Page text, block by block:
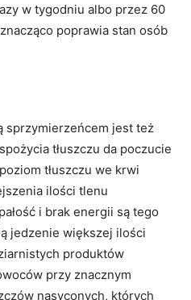
w tygodniu albo przez 60
poprawia stan osób
sprzymierzeńcem jest też
tłuszczu da poczucie
tłuszczu we krwi
ilości tlenu
i brak energii są tego
jedzenie większej ilości
produktów
przy znacznym
nasyconych, których